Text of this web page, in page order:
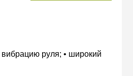
руля; • широкий